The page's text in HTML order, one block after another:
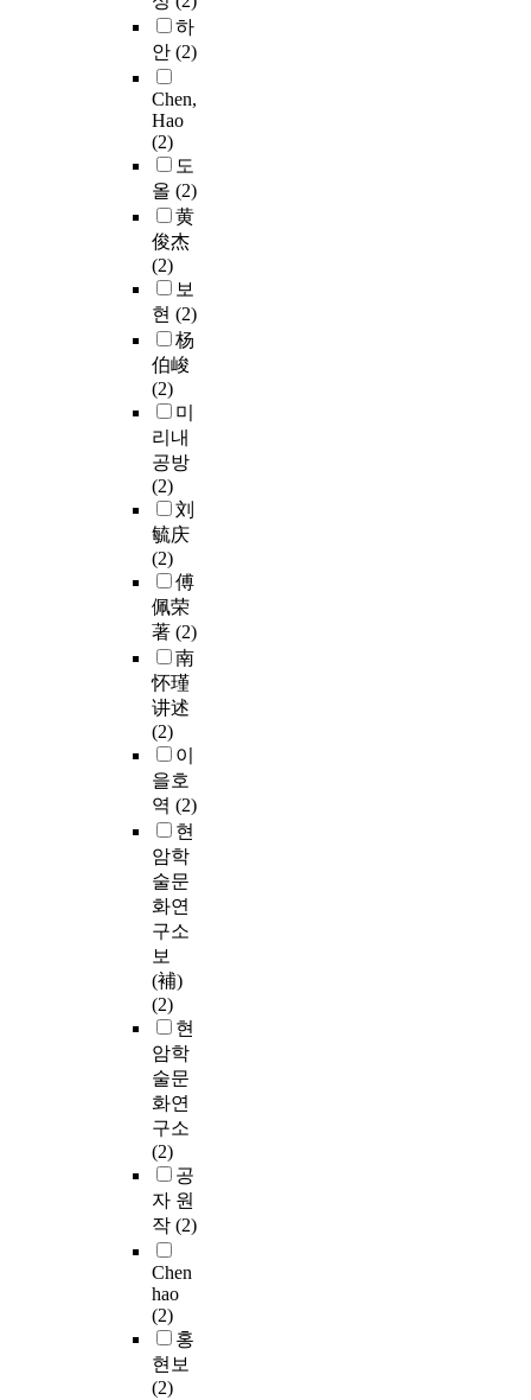
하
안 (2)
Chen,
Hao
(2)
도
올 (2)
黄
俊杰
(2)
보
현 (2)
杨
伯峻
(2)
미
리내
공방
(2)
刘
毓庆
(2)
傅
佩荣
著 (2)
南
怀瑾
讲述
(2)
이
을호
역 (2)
현
암학
술문
화연
구소
보
(補)
(2)
현
암학
술문
화연
구소
(2)
공
자 원
작 (2)
Chen
hao
(2)
홍
현보
(2)